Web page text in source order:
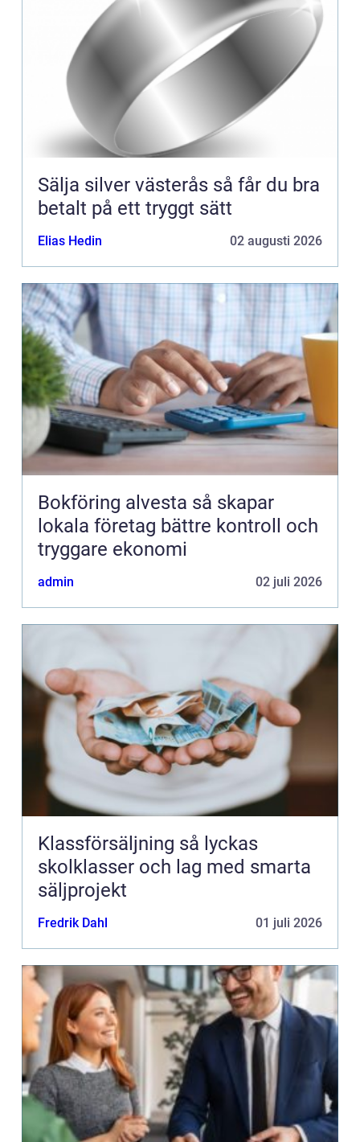
Sälja silver västerås så får du bra
betalt på ett tryggt sätt
Elias Hedin 02 augusti 2026
Bokföring alvesta så skapar
lokala företag bättre kontroll och
tryggare ekonomi
admin 02 juli 2026
Klassförsäljning så lyckas
skolklasser och lag med smarta
säljprojekt
Fredrik Dahl 01 juli 2026